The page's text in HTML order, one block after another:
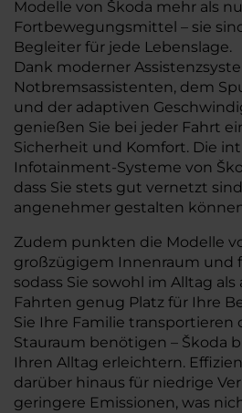
Modelle von Škoda mehr als
Fortbewegungsmittel – sie
Begleiter für jede Lebenslage.
Dank moderner
Notbremsassistenten, dem
und der adaptiven
genießen Sie bei jeder Fahrt
Sicherheit und Komfort. Die
Infotainment-Systeme von
dass Sie stets gut vernetzt
angenehmer gestalten
Zudem punkten die Modelle
großzügigem Innenraum und
sodass Sie sowohl im Alltag
Fahrten genug Platz für Ihre
Sie Ihre Familie transportieren
Stauraum benötigen – Škoda
Ihren Alltag erleichtern.
darüber hinaus für niedrige
geringere Emissionen, was